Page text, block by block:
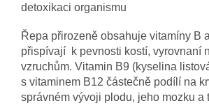
detoxikaci organismu
Řepa přirozeně obsahuje vitamíny B
přispívají k pevnosti kostí, vyrovnaní
vzruchům. Vitamin B9 (kyselina
s vitaminem B12 částečně podílí na
správném vývoji plodu, jeho mozku a